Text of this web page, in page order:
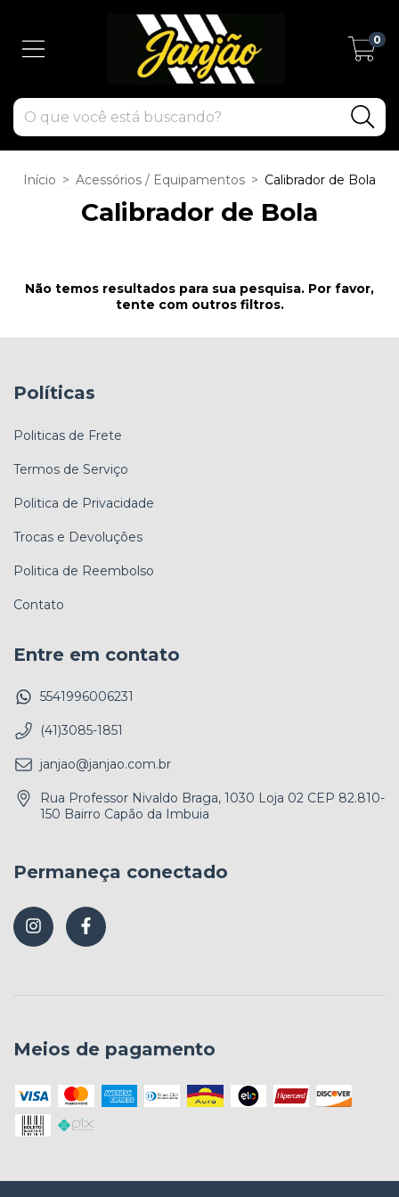
0
Início > Acessórios / Equipamentos > Calibrador de Bola
Calibrador de Bola
Não temos resultados para sua pesquisa. Por favor,
tente com outros filtros.
Políticas
Politicas de Frete
Termos de Serviço
Politica de Privacidade
Trocas e Devoluções
Politica de Reembolso
Contato
Entre em contato
5541996006231
(41)3085-1851
janjao@janjao.com.br
Rua Professor Nivaldo Braga, 1030 Loja 02 CEP 82.810-
150 Bairro Capão da Imbuia
Permaneça conectado
Meios de pagamento